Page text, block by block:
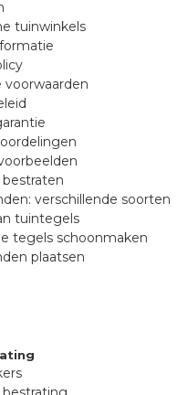
tuinwinkels
verschillende soorten
tuintegels
tegels schoonmaken
plaatsen